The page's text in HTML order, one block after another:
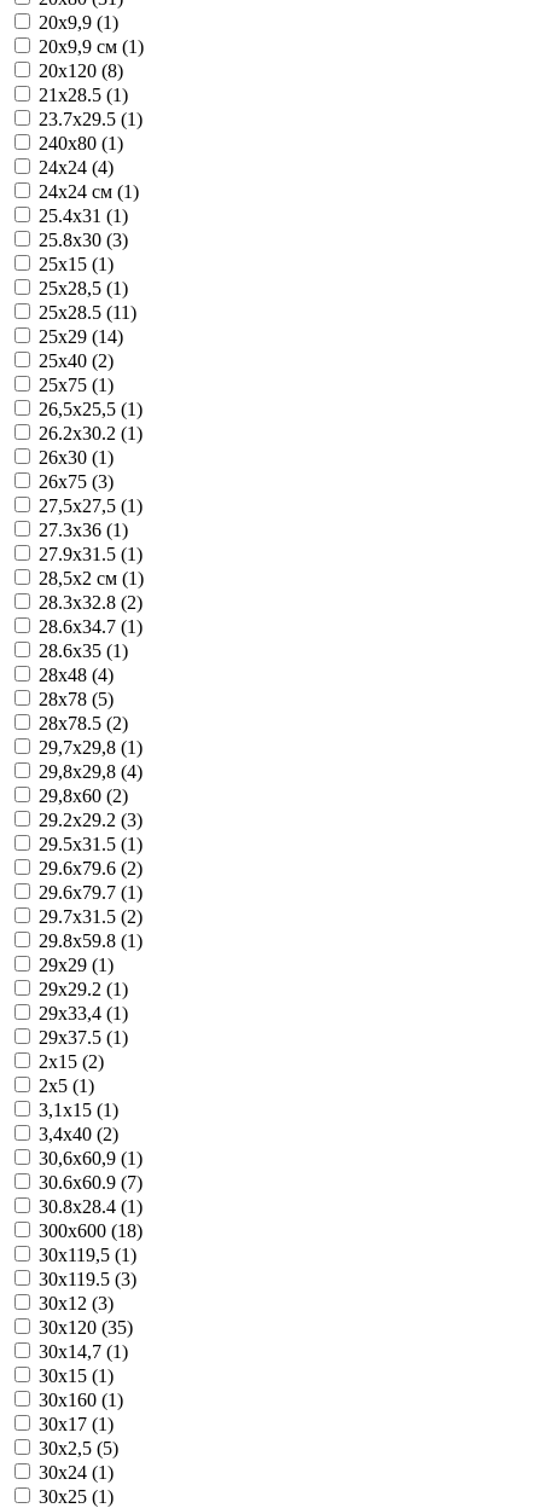
20x9,9 (1)
20x9,9 см (1)
20х120 (8)
21x28.5 (1)
23.7x29.5 (1)
240x80 (1)
24x24 (4)
24x24 см (1)
25.4x31 (1)
25.8x30 (3)
25x15 (1)
25x28,5 (1)
25x28.5 (11)
25x29 (14)
25x40 (2)
25x75 (1)
26,5x25,5 (1)
26.2x30.2 (1)
26x30 (1)
26x75 (3)
27,5x27,5 (1)
27.3x36 (1)
27.9x31.5 (1)
28,5x2 см (1)
28.3x32.8 (2)
28.6x34.7 (1)
28.6x35 (1)
28x48 (4)
28x78 (5)
28x78.5 (2)
29,7x29,8 (1)
29,8x29,8 (4)
29,8x60 (2)
29.2x29.2 (3)
29.5x31.5 (1)
29.6x79.6 (2)
29.6x79.7 (1)
29.7x31.5 (2)
29.8x59.8 (1)
29x29 (1)
29x29.2 (1)
29x33,4 (1)
29x37.5 (1)
2x15 (2)
2x5 (1)
3,1x15 (1)
3,4x40 (2)
30,6x60,9 (1)
30.6x60.9 (7)
30.8x28.4 (1)
300x600 (18)
30x119,5 (1)
30x119.5 (3)
30x12 (3)
30x120 (35)
30x14,7 (1)
30x15 (1)
30x160 (1)
30x17 (1)
30x2,5 (5)
30x24 (1)
30x25 (1)